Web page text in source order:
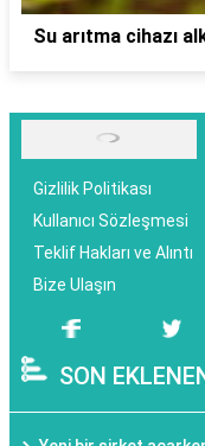
Su arıtma cihazı
Gizlilik Politikası
Kullanıcı Sözleşmesi
Teklif Hakları ve Alıntı
Bize Ulaşın
SON